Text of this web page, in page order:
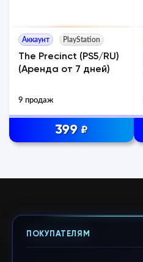
Аккаунт PlayStation
The Precinct (PS5/RU)
(Аренда от 7 дней)
9 продаж
399 ₽
ПОКУПАТЕЛЯМ